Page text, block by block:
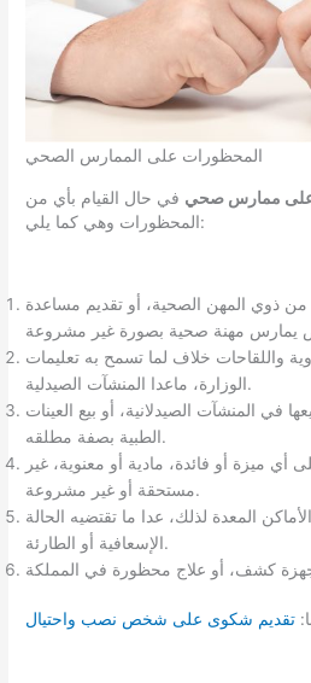
المحظورات على الممارس الصحي
على ممارس صحي في حال القيام بأي من
المحظورات وهي كما يلي:
ذوي المهن الصحية، أو تقديم مساعدة
واللقاحات خلاف لما تسمح به تعليمات
الوزارة، ماعدا المنشآت الصيدلية.
في المنشآت الصيدلانية، أو بيع العينات
الطبية بصفة مطلقه.
ميزة أو فائدة، مادية أو معنوية، غير
مستحقة أو غير مشروعة.
المعدة لذلك، عدا ما تقتضيه الحالة
الإسعافية أو الطارئة.
تقديم شكوى على شخص نصب واحتيال